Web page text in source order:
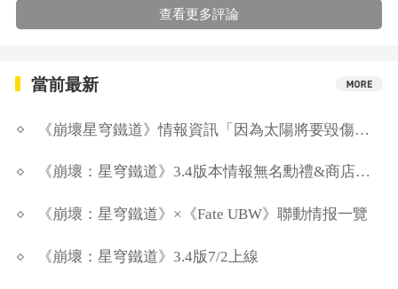
查看更多評論
當前最新
《崩壞星穹鐵道》情報資訊「因為太陽將要毀傷」任務說明
《崩壞：星穹鐵道》3.4版本情報無名勳禮&商店更新
《崩壞：星穹鐵道》×《Fate UBW》聯動情报一覽
《崩壞：星穹鐵道》3.4版7/2上線